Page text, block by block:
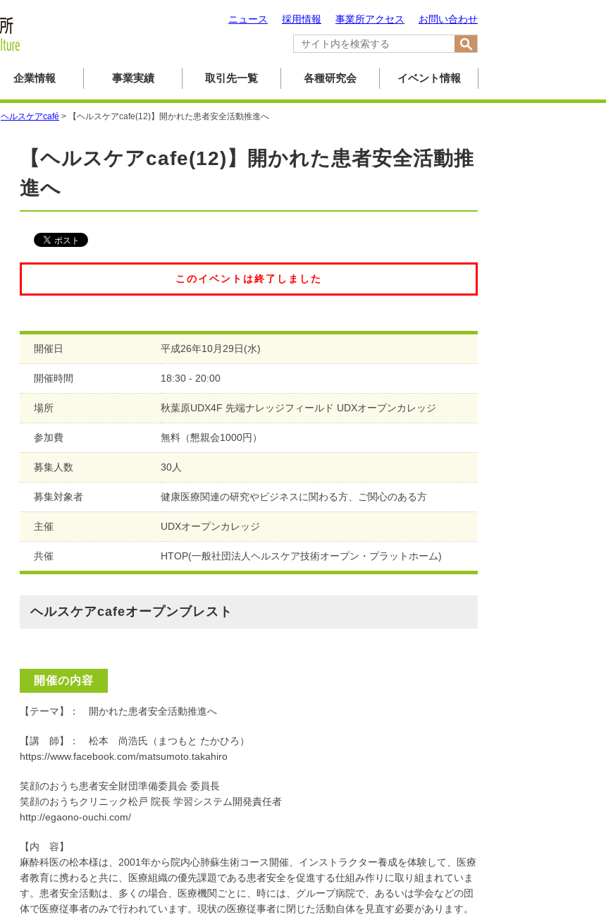
お問い合わせ
事業所アクセス
採用情報
ニュース
企業情報 事業実績 取引先一覧 各種研究会 イベント情報
ヘルスケアcafé > 【ヘルスケアcafe(12)】開かれた患者安全活動推進へ
【ヘルスケアcafe(12)】開かれた患者安全活動推
進へ
このイベントは終了しました
開催日 平成26年10月29日(水)
開催時間 18:30 - 20:00
場所 秋葉原UDX4F 先端ナレッジフィールド UDXオープンカレッジ
参加費 無料（懇親会1000円）
募集人数 30人
募集対象者 健康医療関連の研究やビジネスに関わる方、ご関心のある方
主催 UDXオープンカレッジ
共催 HTOP(一般社団法人ヘルスケア技術オープン・プラットホーム)
ヘルスケアcafeオープンブレスト
開催の内容
【テーマ】： 開かれた患者安全活動推進へ
【講 師】： 松本 尚浩氏（まつもと たかひろ）
https://www.facebook.com/matsumoto.takahiro
笑顔のおうち患者安全財団準備委員会 委員長
笑顔のおうちクリニック松戸 院長 学習システム開発責任者
http://egaono-ouchi.com/
【内 容】
麻酔科医の松本様は、2001年から院内心肺蘇生術コース開催、インストラクター養成を体験して、医療
者教育に携わると共に、医療組織の優先課題である患者安全を促進する仕組み作りに取り組まれていま
す。患者安全活動は、多くの場合、医療機関ごとに、時には、グループ病院で、あるいは学会などの団
体で医療従事者のみで行われています。現状の医療従事者に閉じた活動自体を見直す必要があります。